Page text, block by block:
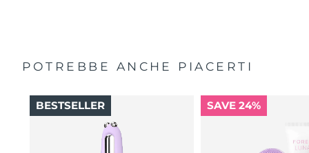
POTREBBE ANCHE PIACERTI
BESTSELLER SAVE 24%